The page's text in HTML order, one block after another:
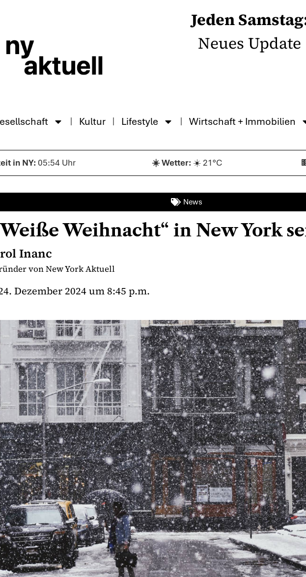
Jeden
Neues Update
Kultur Lifestyle Wirtschaft + Immobilien
05:54 Uhr ☀️ 21°C
News
Weihnacht“ in New York
Inanc
von New York Aktuell
Dezember 2024um 8:45 p.m.